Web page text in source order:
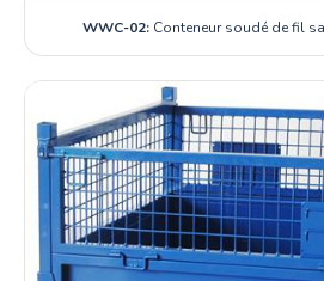
WWC-02:Conteneur soudé de fil